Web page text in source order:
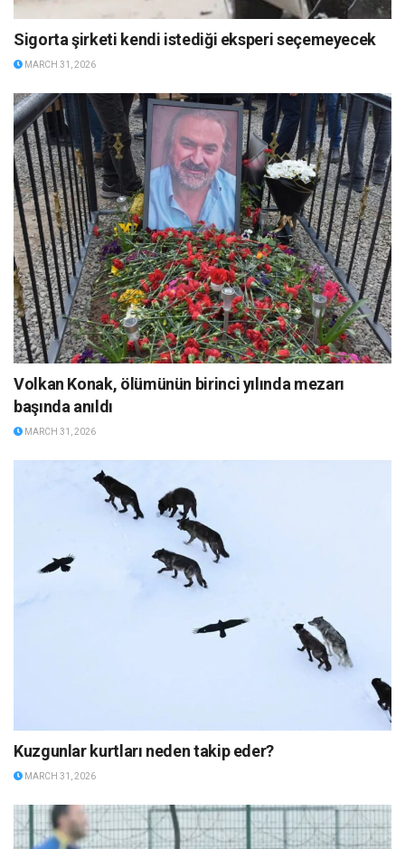
Sigorta şirketi kendi istediği eksperi seçemeyecek
MARCH 31, 2026
Volkan Konak, ölümünün birinci yılında mezarı
başında anıldı
MARCH 31, 2026
Kuzgunlar kurtları neden takip eder?
MARCH 31, 2026